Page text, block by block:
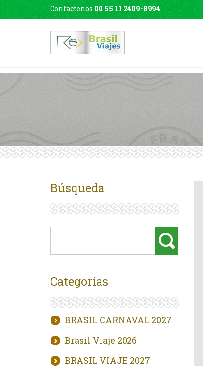
Contactenos 00 55 11 2409-8994
Búsqueda
Categorías
BRASIL CARNAVAL 2027
Brasil Viaje 2026
BRASIL VIAJE 2027